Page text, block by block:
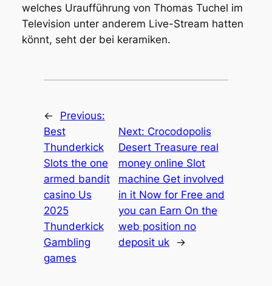
welches Uraufführung von Thomas Tuchel im
Television unter anderem Live-Stream hatten
könnt, seht der bei keramiken.
←
Previous:
Best
Thunderkick
Slots the one
armed bandit
casino Us
2025
Thunderkick
Gambling
games
Next: Crocodopolis
Desert Treasure real
money online Slot
machine Get involved
in it Now for Free and
you can Earn On the
web position no
deposit uk
→